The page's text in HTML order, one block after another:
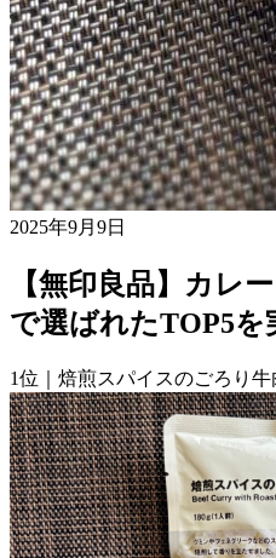
2025年9月9日
【無印良品】カレ
で選ばれたTOP5を
1位｜焙煎スパイスのごろり牛